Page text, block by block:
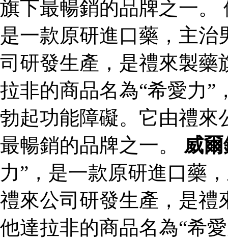
旗下最暢銷的品牌之一。
是一款原研進口藥，主
司研發生產，是禮來製藥
拉非的商品名為“希愛力”
勃起功能障礙。它由禮來
最暢銷的品牌之一。 威
力”，是一款原研進口藥
禮來公司研發生產，是禮
他達拉非的商品名為“希